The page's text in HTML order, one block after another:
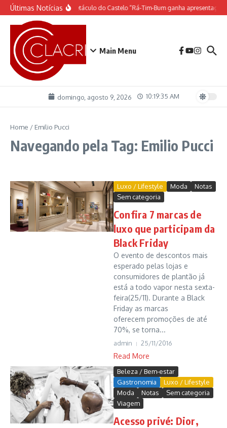
Ir para o conteúdo
Últimas NotíciasO espetáculo do Castelo “Rá-Tim-Bum ganha apresentação
Main Menu
domingo, agosto 9, 2026 10:19:36 AM
Home / Emilio Pucci
Navegando pela Tag: Emilio Pucci
Luxo / Lifestyle Moda
Notas
Sem categoria
Confira 7 marcas de
luxo que participam da
Black Friday
O evento de descontos mais
esperado pelas lojas e
consumidores de plantão já
está a todo vapor nesta sexta-
feira(25/11). Durante a Black
Friday as marcas
oferecem promoções de até
70%, se torna...
admin 25/11/2016
Read More
Beleza / Bem-estar
Gastronomia
Luxo / Lifestyle
Moda
Notas
Sem categoria
Viagem
Acesso privé: Dior,